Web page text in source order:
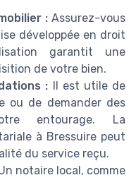
: Assurez-vous
développée en droit
garantit une
de votre bien.
: Il est utile de
ou de demander des
entourage. La
à Bressuire peut
du service reçu.
notaire local, comme